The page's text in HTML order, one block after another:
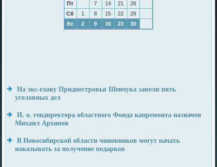
Пт
7 14 21
28
Сб
1 8 15 22
29
Вс
2 9 16 23 30
На экс-главу Приднестровья Шевчука завели пять
уголовных дел
И. о. гендиректора областного Фонда капремонта назначен
Михаил Архипов
В Новосибирской области чиновников могут начать
наказывать за получение подарков